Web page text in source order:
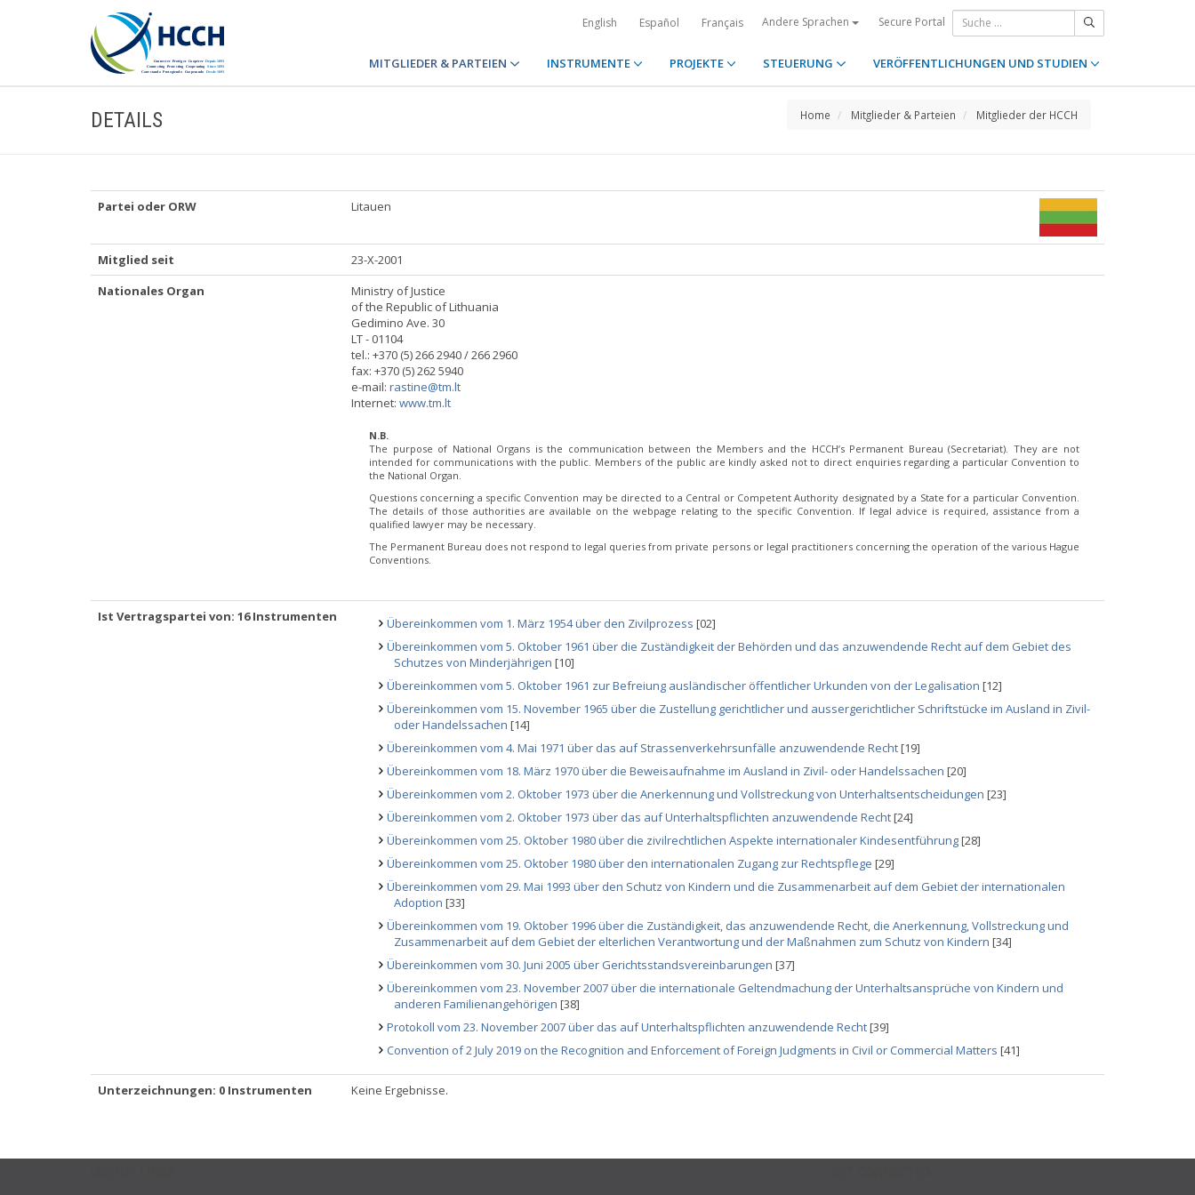
English Español Français Andere Sprachen Secure Portal
MITGLIEDER & PARTEIEN INSTRUMENTE PROJEKTE STEUERUNG VERÖFFENTLICHUNGEN UND STUDIEN
DETAILS Home Mitglieder & Parteien Mitglieder der HCCH
Partei oder ORW Litauen
Mitglied seit
23-X-2001
Nationales Organ
Ministry of Justice
of the Republic of Lithuania
Gedimino Ave. 30
LT - 01104
tel.: +370 (5) 266 2940 / 266 2960
fax: +370 (5) 262 5940
e-mail: rastine@tm.lt
Internet: www.tm.lt
N.B.
The purpose of National Organs is the communication between the Members and the HCCH’s Permanent Bureau (Secretariat). They are not
intended for communications with the public. Members of the public are kindly asked not to direct enquiries regarding a particular Convention to
the National Organ.
Questions concerning a specific Convention may be directed to a Central or Competent Authority designated by a State for a particular Convention.
The details of those authorities are available on the webpage relating to the specific Convention. If legal advice is required, assistance from a
qualified lawyer may be necessary.
The Permanent Bureau does not respond to legal queries from private persons or legal practitioners concerning the operation of the various Hague
Conventions.
Ist Vertragspartei von: 16 Instrumenten Übereinkommen vom 1. März 1954 über den Zivilprozess [02]
Übereinkommen vom 5. Oktober 1961 über die Zuständigkeit der Behörden und das anzuwendende Recht auf dem Gebiet des
Schutzes von Minderjährigen [10]
Übereinkommen vom 5. Oktober 1961 zur Befreiung ausländischer öffentlicher Urkunden von der Legalisation [12]
Übereinkommen vom 15. November 1965 über die Zustellung gerichtlicher und aussergerichtlicher Schriftstücke im Ausland in Zivil-
oder Handelssachen [14]
Übereinkommen vom 4. Mai 1971 über das auf Strassenverkehrsunfälle anzuwendende Recht[19]
Übereinkommen vom 18. März 1970 über die Beweisaufnahme im Ausland in Zivil- oder Handelssachen [20]
Übereinkommen vom 2. Oktober 1973 über die Anerkennung und Vollstreckung von Unterhaltsentscheidungen [23]
Übereinkommen vom 2. Oktober 1973 über das auf Unterhaltspflichten anzuwendende Recht[24]
Übereinkommen vom 25. Oktober 1980 über die zivilrechtlichen Aspekte internationaler Kindesentführung[28]
Übereinkommen vom 25. Oktober 1980 über den internationalen Zugang zur Rechtspflege [29]
Übereinkommen vom 29. Mai 1993 über den Schutz von Kindern und die Zusammenarbeit auf dem Gebiet der internationalen
Adoption [33]
Übereinkommen vom 19. Oktober 1996 über die Zuständigkeit, das anzuwendende Recht, die Anerkennung, Vollstreckung und
Zusammenarbeit auf dem Gebiet der elterlichen Verantwortung und der Maßnahmen zum Schutz von Kindern [34]
Übereinkommen vom 30. Juni 2005 über Gerichtsstandsvereinbarungen [37]
Übereinkommen vom 23. November 2007 über die internationale Geltendmachung der Unterhaltsansprüche von Kindern und
anderen Familienangehörigen [38]
Protokoll vom 23. November 2007 über das auf Unterhaltspflichten anzuwendende Recht[39]
Convention of 2 July 2019 on the Recognition and Enforcement of Foreign Judgments in Civil or Commercial Matters [41]
Unterzeichnungen: 0 Instrumenten Keine Ergebnisse.